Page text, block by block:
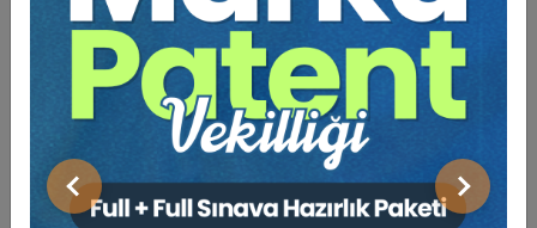
Önceki Sonraki
Sosyal Medya